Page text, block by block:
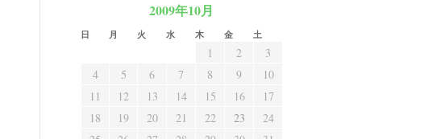
2009年10月
日 月 火 水 木 金 土
1 2
3
4
5 6 7 8 9
10
11
12 13 14 15 16
17
18
19 20 21 22 23
24